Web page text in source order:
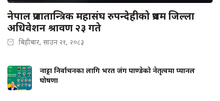
नेपाल प्रजातान्त्रिक महासंघ रुपन्देहीको प्रथम जिल्ला
अधिवेशन श्रावण २३ गते
बिहीबार, साउन २१, २०८३
नाट्टा निर्वाचनका लागि भरत जंग पाण्डेको नेतृत्वमा प्यानल
घोषणा